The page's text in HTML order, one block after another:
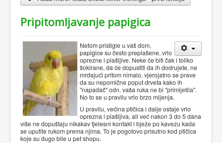
Pripitomljavanje papigica
Netom pristigle u vaš dom,
papigice su često preplašene, vrlo
oprezne i plašljive. Neke će biti čak i toliko
šokirane, da će dopustiti da ih dodrujete, ne
mrdajući pritom nimalo, vjerojatno se prave
da su nepomične poput drveta kako ih
"napadač" odn. vaša ruka ne bi "primijetila".
No to se u pravilu vrlo brzo mijenja.
U pravilu, većina ptičica i dalje ostaje vrlo
oprezna i plašljiva, ali već nakon 3 do 5 dana
više ne dopuštaju nikakav tjelesni kontakt i bježe po kavezu kada
se uputite rukom prema njima. To je pogotovo prisutno kod ptičica
koje su dugo bile u pet shopu.